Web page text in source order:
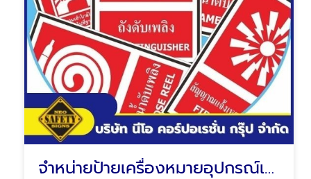
จำหน่ายป้ายเครื่องหมายอุปกรณ์เกี่ยวกับอัคคีภัย